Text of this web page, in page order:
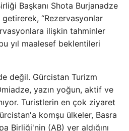
Başkanı Shota Burjanadze
“Rezervasyonlar
ilişkin tahminler
yıl maalesef beklentileri
değil. Gürcistan Turizm
yazın yoğun, aktif ve
Turistlerin en çok ziyaret
komşu ülkeler, Basra
Birliği'nin (AB) yer aldığını